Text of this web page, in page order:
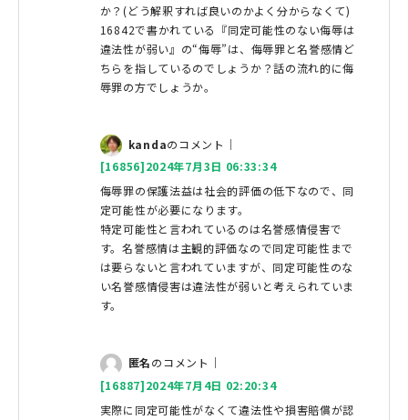
か？(どう解釈すれば良いのかよく分からなくて)
16842で書かれている『同定可能性のない侮辱は
違法性が弱い』の“侮辱”は、侮辱罪と名誉感情ど
ちらを指しているのでしょうか？話の流れ的に侮
辱罪の方でしょうか。
kandaのコメント｜
[16856]2024年7月3日 06:33:34
侮辱罪の保護法益は社会的評価の低下なので、同
定可能性が必要になります。
特定可能性と言われているのは名誉感情侵害で
す。名誉感情は主観的評価なので同定可能性まで
は要らないと言われていますが、同定可能性のな
い名誉感情侵害は違法性が弱いと考えられていま
す。
匿名のコメント｜
[16887]2024年7月4日 02:20:34
実際に同定可能性がなくて違法性や損害賠償が認